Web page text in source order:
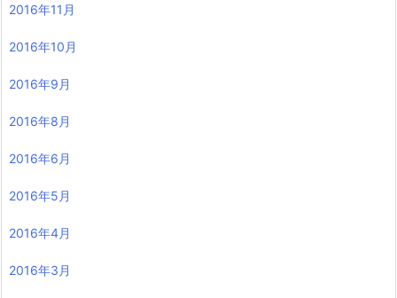
2016年11月
2016年10月
2016年9月
2016年8月
2016年6月
2016年5月
2016年4月
2016年3月